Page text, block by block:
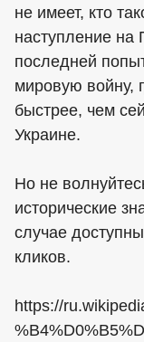
не имеет, кто
наступление на
последней
мировую войну,
быстрее, чем
Украине.
Но не
исторические
случае
кликов.
https://